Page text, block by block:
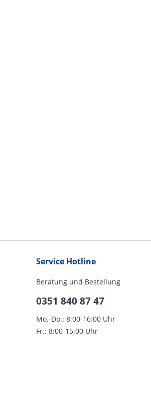
Service Hotline
Beratung und Bestellung
0351 840 87 47
Mo.-Do.: 8:00-16:00 Uhr
Fr.: 8:00-15:00 Uhr